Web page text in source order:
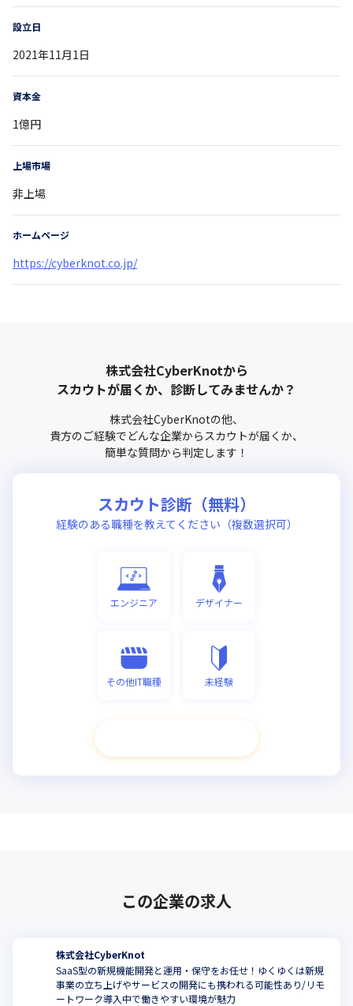
設立日
2021年11月1日
資本金
1億円
上場市場
非上場
ホームページ
https://cyberknot.co.jp/
株式会社CyberKnotから
スカウトが届くか、診断してみませんか？
株式会社CyberKnotの他、
貴方のご経験でどんな企業からスカウトが届くか、
簡単な質問から判定します！
スカウト診断（無料）
経験のある職種を教えてください（複数選択可）
エンジニア デザイナー
その他IT職種 未経験
この企業の求人
株式会社CyberKnot
SaaS型の新規機能開発と運用・保守をお任せ！ゆくゆくは新規
事業の立ち上げやサービスの開発にも携われる可能性あり/リモ
ートワーク導入中で働きやすい環境が魅力